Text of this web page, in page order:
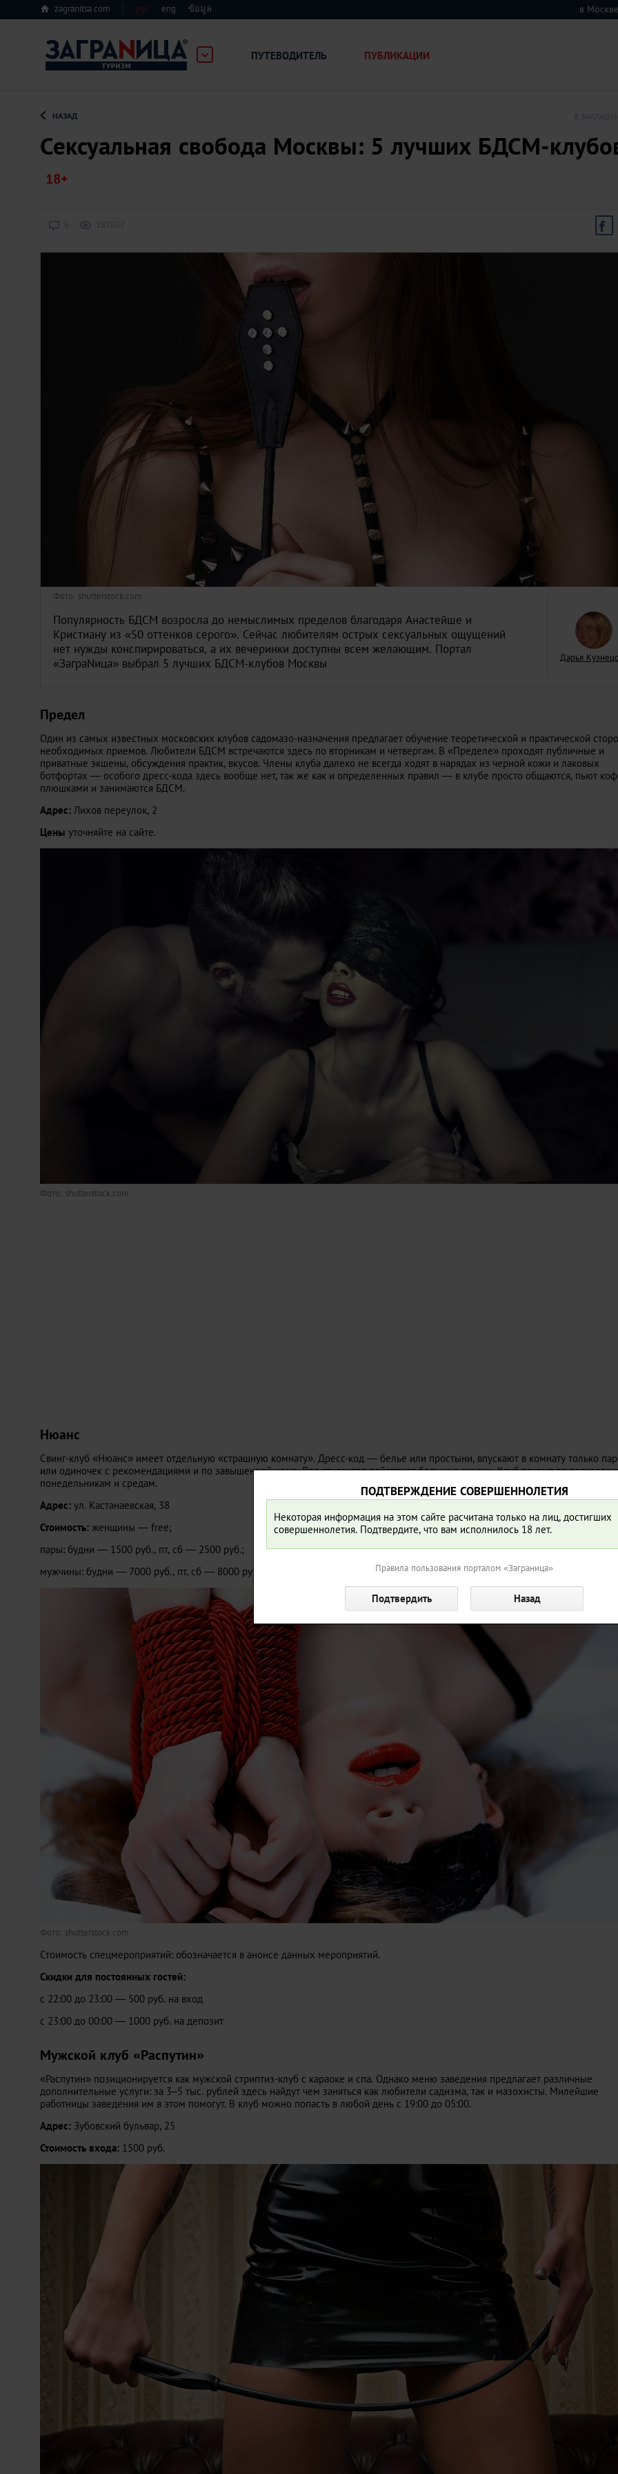
ПОДТВЕРЖДЕНИЕ СОВЕРШЕННОЛЕТИЯ
Некоторая информация на этом сайте расчитана только на лиц, достигших
совершеннолетия. Подтвердите, что вам исполнилось 18 лет.
Правила пользования порталом «Заграница»
zagranitsa.com рус eng ข้อมูล в
ПУТЕВОДИТЕЛЬ ПУБЛИКАЦИИ
Москва
Санкт-Петербург
НАЗАД
Сексуальная свобода Москвы: 5 лучших БДСМ-
Фото: shutterstock.com
Популярность БДСМ возросла до немыслимых пределов благодаря Анастейше и
Кристиану из «50 оттенков серого». Сейчас любителям острых сексуальных ощущений
нет нужды конспирироваться, а их вечеринки доступны всем желающим. Портал
«ЗаграNица» выбрал 5 лучших БДСМ-клубов Москвы
Дарья
Предел
Один из самых известных московских клубов садомазо-назначения предлагает обучение теоретической и практической
необходимых приемов. Любители БДСМ встречаются здесь по вторникам и четвергам. В «Пределе» проходят публичные и
приватные экшены, обсуждения практик, вкусов. Члены клуба далеко не всегда ходят в нарядах из черной кожи и лаковых
ботфортах — особого дресс-кода здесь вообще нет, так же как и определенных правил — в клубе просто общаются, пьют
плюшками и занимаются БДСМ.
Адрес: Лихов переулок, 2
Цены уточняйте на сайте.
Фото: shutterstock.com
Нюанс
Свинг-клуб «Нюанс» имеет отдельную «страшную комнату». Дресс-код — белье или простыни, впускают в комнату только
или одиночек с рекомендациями и по завышенной цене. Для студентов действуют большие скидки. Клуб закрыт по
понедельникам и средам.
Адрес:ул. Кастанаевская, 38
Стоимость: женщины — free;
пары: будни — 1500 руб., пт, сб — 2500 руб.;
мужчины: будни — 7000 руб., пт, сб — 8000 руб.
Фото: shutterstock.com
Стоимость спецмероприятий: обозначается в анонсе данных мероприятий.
Скидки для постоянных гостей:
с 22:00 до 23:00 — 500 руб. на вход
с 23:00 до 00:00 — 1000 руб. на депозит
Мужской клуб «Распутин»
«Распутин» позиционируется как мужской стриптиз-клуб с караоке и спа. Однако меню заведения предлагает различные
дополнительные услуги: за 3–5 тыс. рублей здесь найдут чем заняться как любители садизма, так и мазохисты. Милейшие
работницы заведения им в этом помогут. В клуб можно попасть в любой день с 19:00 до 05:00.
Адрес:Зубовский бульвар, 25
Стоимость входа:1500 руб.
путешественников
LIFESTYLE